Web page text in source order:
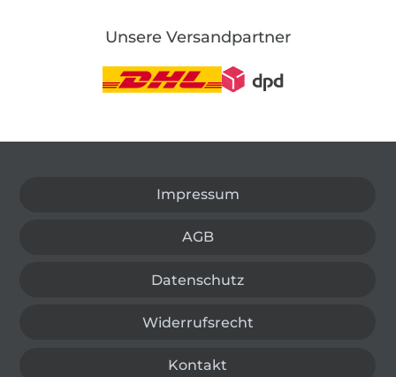
Unsere Versandpartner
Impressum
AGB
Datenschutz
Widerrufsrecht
Kontakt